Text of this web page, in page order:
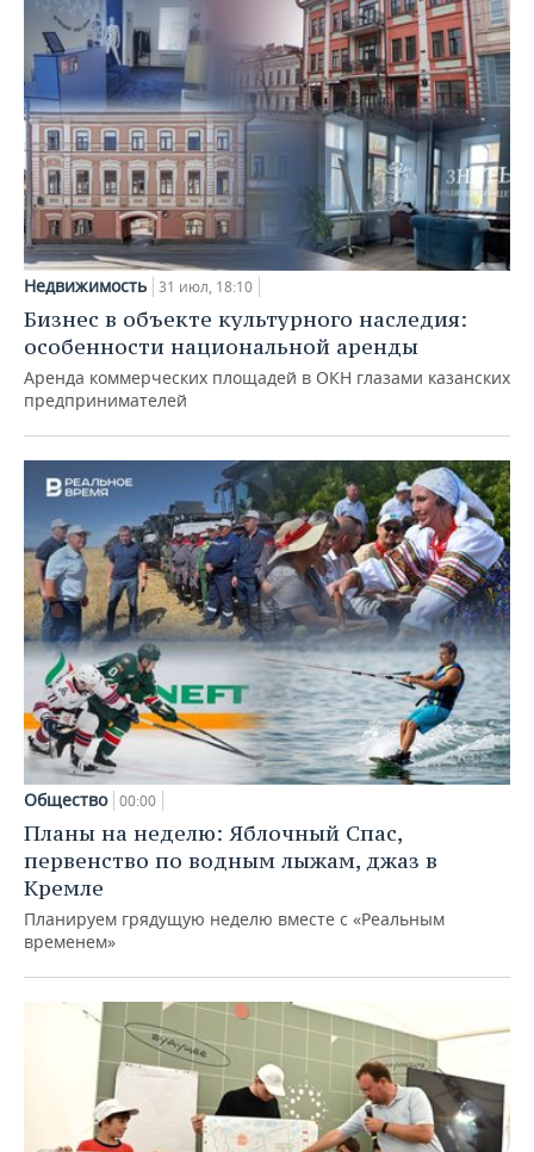
Недвижимость 31 июл, 18:10
Бизнес в объекте культурного наследия:
особенности национальной аренды
Аренда коммерческих площадей в ОКН глазами казанских
предпринимателей
Общество 00:00
Планы на неделю: Яблочный Спас,
первенство по водным лыжам, джаз в
Кремле
Планируем грядущую неделю вместе с «Реальным
временем»